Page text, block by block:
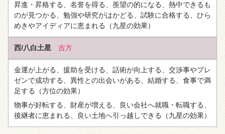
昇進・昇格する、名誉を得る、羨望の的になる、熱中できるも
のが見つかる、勉強や研究がはかどる、試験に合格する、ひら
めきやアイディアに恵まれる （九星の効果）
西/八白土星 吉方
金運が上がる、援助を受ける、話術が向上する、交渉事やプレ
ゼンで成功する、異性との出会いがある、結婚する、食事で満
足する （方位の効果）
物事が好転する、財産が増える、良い会社へ就職・転職する、
後継者に恵まれる、良い土地へ引っ越しできる （九星の効果）